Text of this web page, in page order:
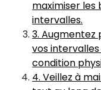
maximiser les
intervalles.
3. Augmentez
vos
condition
4. Veillez à